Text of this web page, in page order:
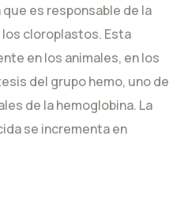
es responsable de la
cloroplastos. Esta
en los animales, en los
del grupo hemo, uno de
de la hemoglobina. La
se incrementa en